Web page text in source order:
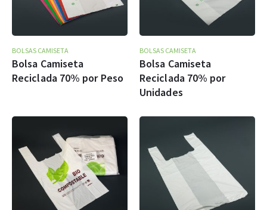
BOLSAS CAMISETA
Bolsa Camiseta
Reciclada 70% por Peso
BOLSAS CAMISETA
Bolsa Camiseta
Reciclada 70% por
Unidades